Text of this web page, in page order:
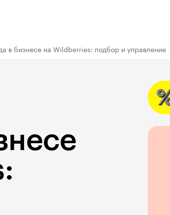
в бизнесе на Wildberries: подбор и управление